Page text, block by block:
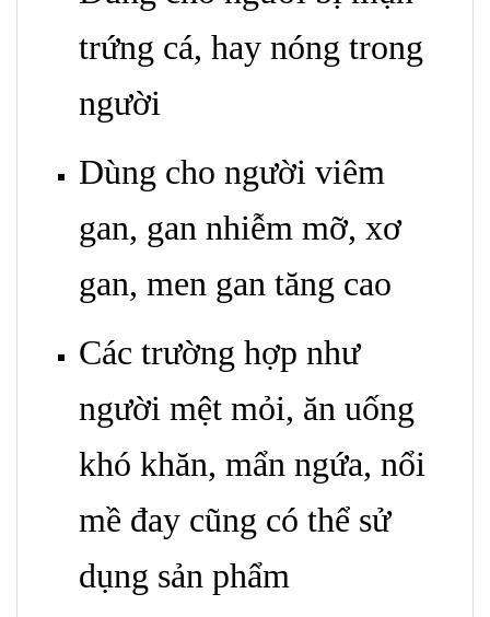
trứng cá, hay nóng trong
người
Dùng cho người viêm
gan, gan nhiễm mỡ, xơ
gan, men gan tăng cao
Các trường hợp như
người mệt mỏi, ăn uống
khó khăn, mẩn ngứa, nổi
mề đay cũng có thể sử
dụng sản phẩm